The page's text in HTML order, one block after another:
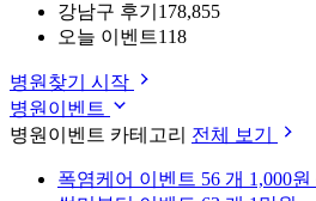
강남구 후기 178,855
오늘 이벤트118
병원찾기 시작
병원이벤트
병원이벤트 카테고리 전체 보기
폭염케어 이벤트 56 개 1,000원